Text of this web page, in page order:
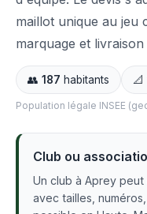
maillot unique au
marquage et
👥 187 habitants 📐
Population légale INSEE
Club ou
Un club à Aprey
avec tailles,